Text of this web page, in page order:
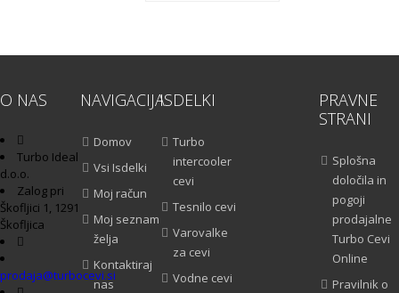
O NAS
Turbo Ideal
d.o.o.
Zalog pri
Škofljici 1, 1291
Škofljica
prodaja@turbocevi.si
NAVIGACIJA
Domov
Vsi Isdelki
Moj račun
Moj seznam
želja
Kontaktiraj
nas
ISDELKI
Turbo
intercooler
cevi
Tesnilo cevi
Varovalke
za cevi
Vodne cevi
PRAVNE
STRANI
Splošna
določila in
pogoji
prodajalne
Turbo Cevi
Online
Pravilnik o